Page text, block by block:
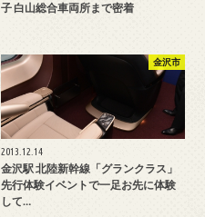
子 白山総合車両所まで密着
金沢市
2013.12.14
金沢駅 北陸新幹線「グランクラス」
先行体験イベントで一足お先に体験
して…